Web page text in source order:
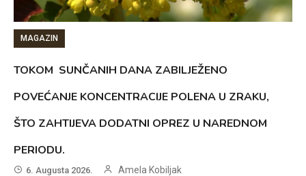
MAGAZIN
TOKOM SUNČANIH DANA ZABILJEŽENO
POVEĆANJE KONCENTRACIJE POLENA U ZRAKU,
ŠTO ZAHTIJEVA DODATNI OPREZ U NAREDNOM
PERIODU.
6. Augusta 2026. Amela Kobiljak